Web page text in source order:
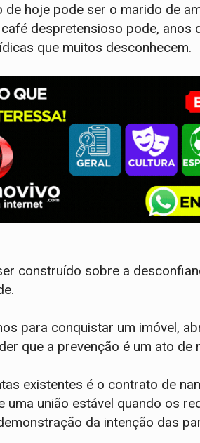
de hoje pode ser o marido de
despretensioso pode, anos
que muitos desconhecem.
construído sobre a
para conquistar um imóvel,
que a prevenção é um ato de
existentes é o contrato de
uma união estável quando os
da intenção das